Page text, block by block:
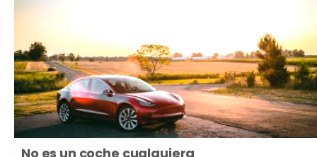
No es un coche cualquiera